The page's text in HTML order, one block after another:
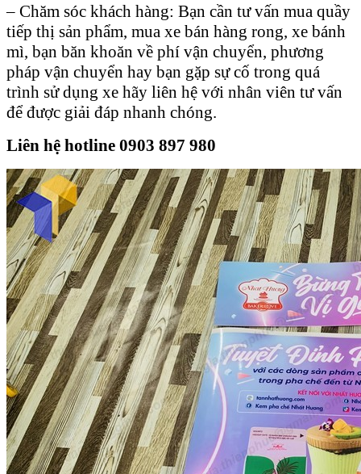
– Chăm sóc khách hàng: Bạn cần tư vấn mua quầy
tiếp thị sản phẩm, mua xe bán hàng rong, xe bánh
mì, bạn băn khoăn về phí vận chuyển, phương
pháp vận chuyển hay bạn gặp sự cố trong quá
trình sử dụng xe hãy liên hệ với nhân viên tư vấn
để được giải đáp nhanh chóng.
Liên hệ hotline 0903 897 980